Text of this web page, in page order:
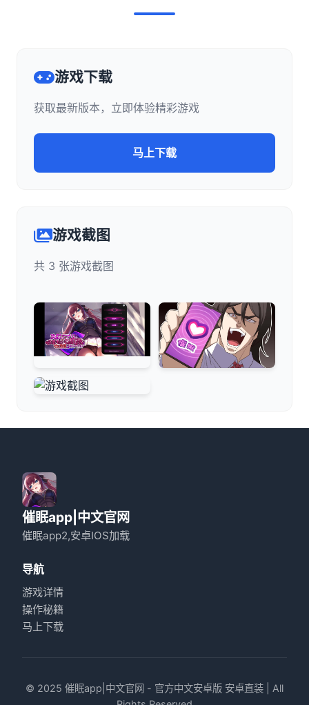
游戏下载
获取最新版本，立即体验精彩游戏
马上下载
游戏截图
共 3 张游戏截图
催眠app|中文官网
催眠app2,安卓IOS加载
导航
游戏详情
操作秘籍
马上下载
© 2025 催眠app|中文官网 - 官方中文安卓版 安卓直装 | All